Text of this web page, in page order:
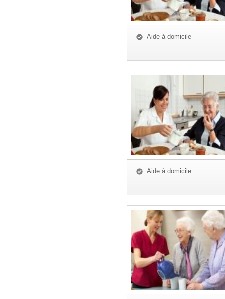
Aide à domicile
Aide à domicile